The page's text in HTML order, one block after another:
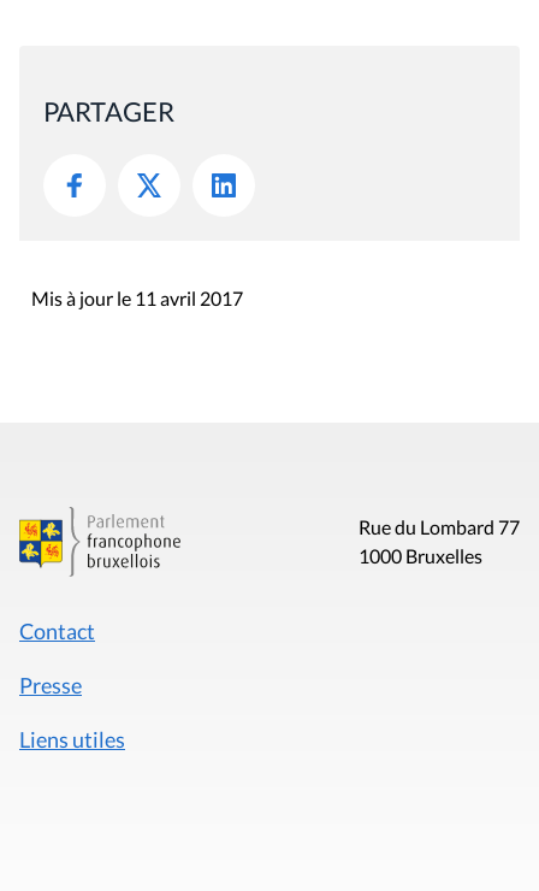
PARTAGER
Mis à jour le 11 avril 2017
Rue du Lombard 77
1000 Bruxelles
Contact
Presse
Liens utiles